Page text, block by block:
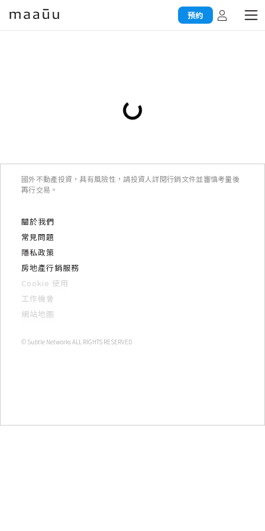
預約
國外不動產投資，具有風險性，請投資人詳閱行銷文件並審慎考量後
再行交易。
關於我們
常見問題
隱私政策
房地產行銷服務
Cookie 使用
工作機會
網站地圖
© Subtle Networks ALL RIGHTS RESERVED